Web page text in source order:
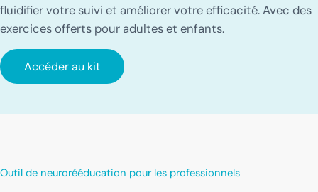
fluidifier votre suivi et améliorer votre efficacité. Avec des
exercices offerts pour adultes et enfants.
Accéder au kit
Outil de neurorééducation pour les professionnels